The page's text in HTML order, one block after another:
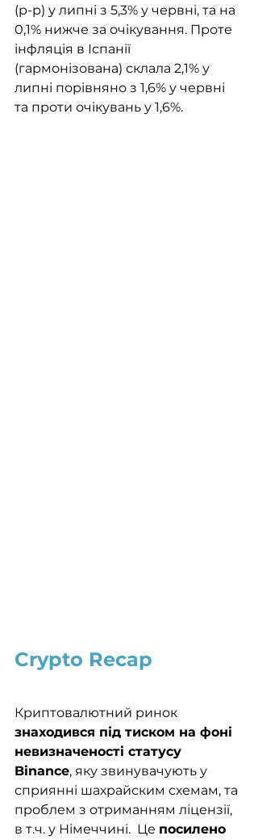
(р-р) у липні з 5,3% у червні, та на
0,1% нижче за очікування. Проте
інфляція в Іспанії
(гармонізована) склала 2,1% у
липні порівняно з 1,6% у червні
та проти очікувань у 1,6%.
Crypto Recap
Криптовалютний ринок
знаходився під тиском на фоні
невизначеності статусу
Binance, яку звинувачують у
сприянні шахрайским схемам, та
проблем з отриманням ліцензії,
в т.ч. у Німеччині.  Це посилено